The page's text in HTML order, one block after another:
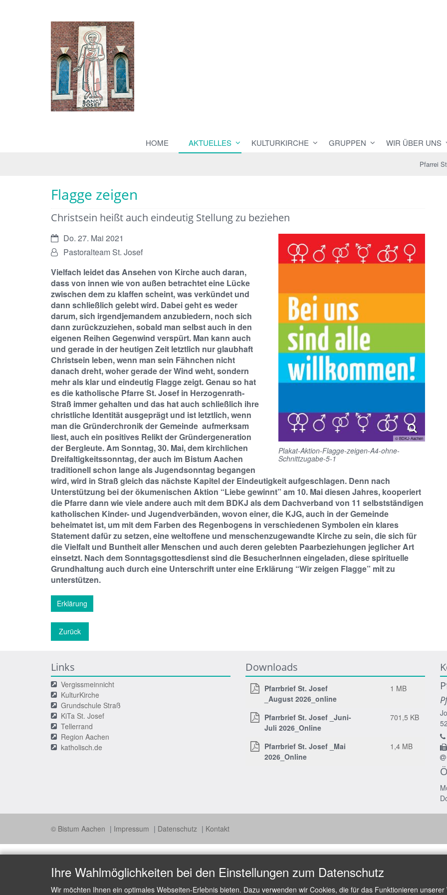
HOME AKTUELLES KULTURKIRCHE GRUPPEN WIR ÜBER UNS
Pfarrei
Flagge zeigen
Christsein heißt auch eindeutig Stellung zu beziehen
© BDKJ-Aachen
Plakat-Aktion-Flagge-zeigen-A4-ohne-
Schnittzugabe-5-1
Datum:Do. 27. Mai 2021
Von:Pastoralteam St. Josef
Vielfach leidet das Ansehen von Kirche auch daran,
dass von innen wie von außen betrachtet eine Lücke
zwischen dem zu klaffen scheint, was verkündet und
dann schließlich gelebt wird. Dabei geht es weder
darum, sich irgendjemandem anzubiedern, noch sich
dann zurückzuziehen, sobald man selbst auch in den
eigenen Reihen Gegenwind verspürt. Man kann auch
und gerade in der heutigen Zeit letztlich nur glaubhaft
Christsein leben, wenn man sein Fähnchen nicht
danach dreht, woher gerade der Wind weht, sondern
mehr als klar und eindeutig Flagge zeigt. Genau so hat
es die katholische Pfarre St. Josef in Herzogenrath-
Straß immer gehalten und das hat auch schließlich ihre
christliche Identität ausgeprägt und ist letztlich, wenn
man die Gründerchronik der Gemeinde aufmerksam
liest, auch ein positives Relikt der Gründergeneration
der Bergleute. Am Sonntag, 30. Mai, dem kirchlichen
Dreifaltigkeitssonntag, der auch im Bistum Aachen
traditionell schon lange als Jugendsonntag begangen
wird, wird in Straß gleich das nächste Kapitel der Eindeutigkeit aufgeschlagen. Denn nach
Unterstützung bei der ökumenischen Aktion “Liebe gewinnt” am 10. Mai diesen Jahres, kooperiert
die Pfarre dann wie viele andere auch mit dem BDKJ als dem Dachverband von 11 selbstständigen
katholischen Kinder- und Jugendverbänden, wovon einer, die KJG, auch in der Gemeinde
beheimatet ist, um mit dem Farben des Regenbogens in verschiedenen Symbolen ein klares
Statement dafür zu setzen, eine weltoffene und menschenzugewandte Kirche zu sein, die sich für
die Vielfalt und Buntheit aller Menschen und auch deren gelebten Paarbeziehungen jeglicher Art
einsetzt. Nach dem Sonntagsgottesdienst sind die BesucherInnen eingeladen, diese spirituelle
Grundhaltung auch durch eine Unterschrift unter eine Erklärung “Wir zeigen Flagge” mit zu
unterstützen.
Erklärung
Zurück
Links
Vergissmeinnicht
KulturKirche
Grundschule Straß
KiTa St. Josef
Tellerrand
Region Aachen
katholisch.de
Downloads
Pfarrbrief St. Josef
_August 2026_online
1 MB
Pfarrbrief St. Josef _Juni-
Juli 2026_Online
701,5 KB
Pfarrbrief St. Josef _Mai
2026_Online
1,4 MB
© Bistum Aachen Impressum Datenschutz Kontakt
Ihre Wahlmöglichkeiten bei den Einstellungen zum Datenschutz
Wir möchten Ihnen ein optimales Webseiten-Erlebnis bieten. Dazu verwenden wir Cookies, die für das Funktionieren